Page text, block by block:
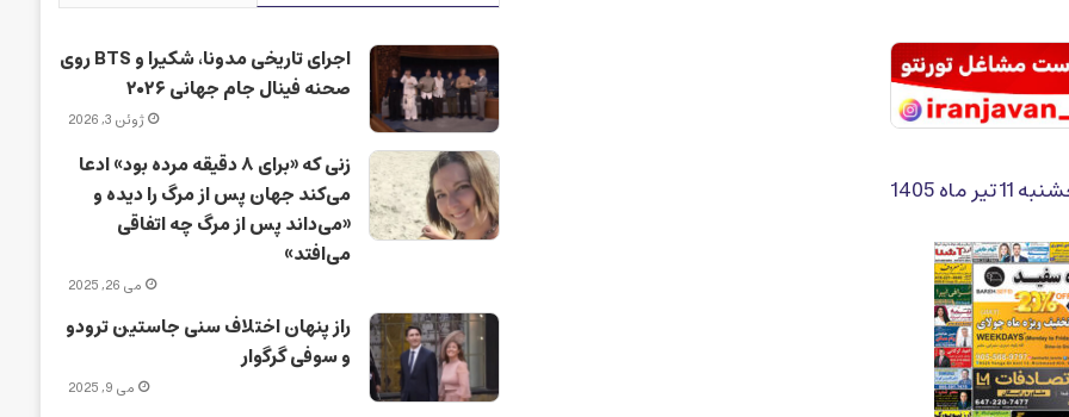
اجرای تاریخی مدونا، شکیرا و BTS روی
صحنه فینال جام جهانی ۲۰۲۶
ژوئن 3, 2026
زنی که «برای ۸ دقیقه مرده بود» ادعا
می‌کند جهان پس از مرگ را دیده و
«می‌داند پس از مرگ چه اتفاقی
می‌افتد»
می 26, 2025
راز پنهان اختلاف سنی جاستین ترودو
و سوفی گرگوار
می 9, 2025